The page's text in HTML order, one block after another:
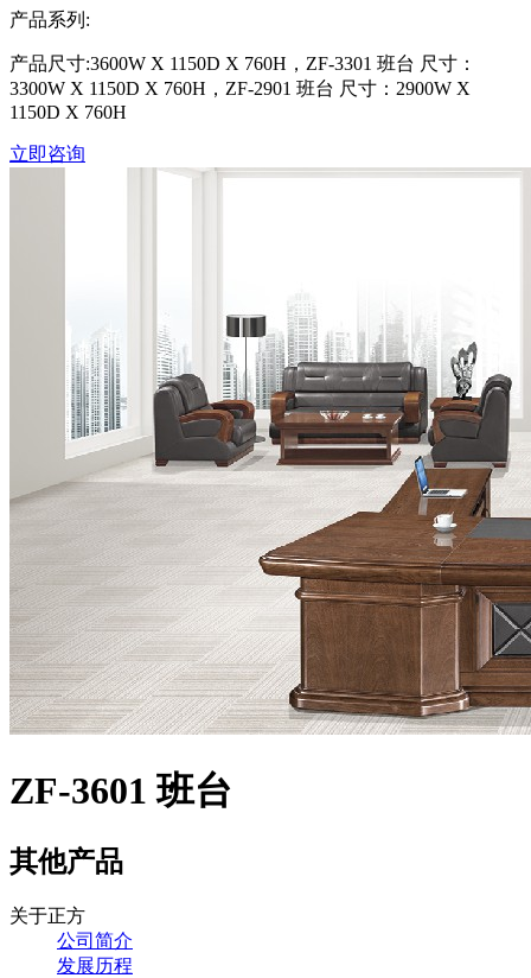
产品系列:
产品尺寸:3600W X 1150D X 760H，ZF-3301 班台 尺寸：
3300W X 1150D X 760H，ZF-2901 班台 尺寸：2900W X
1150D X 760H
立即咨询
ZF-3601 班台
其他产品
关于正方
公司简介
发展历程